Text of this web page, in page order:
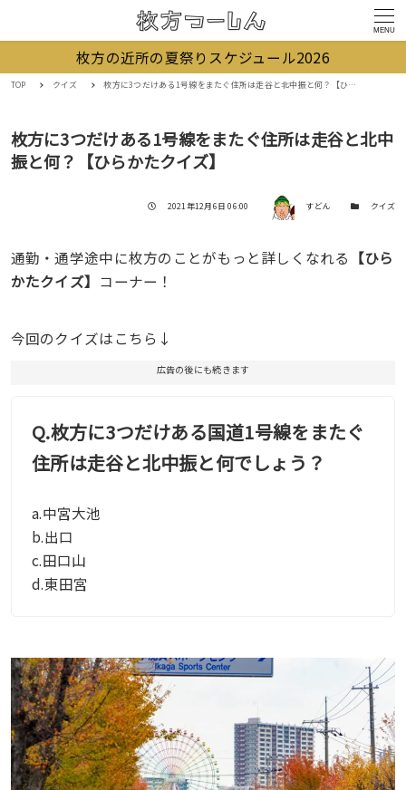
MENU
枚方の近所の夏祭りスケジュール2026
TOP クイズ 枚方に3つだけある1号線をまたぐ住所は走谷と北中振と何？【ひらかたクイズ】
枚方に3つだけある1号線をまたぐ住所は走谷と北中
振と何？【ひらかたクイズ】
投稿日
2021年12月6日 06:00 著者 すどん カテゴリー
クイズ
通勤・通学途中に枚方のことがもっと詳しくなれる 【ひら
かたクイズ】 コーナー！
今回のクイズはこちら↓
広告の後にも続きます
Q.枚方に3つだけある国道1号線をまたぐ
住所は走谷と北中振と何でしょう？
a.中宮大池
b.出口
c.田口山
d.東田宮